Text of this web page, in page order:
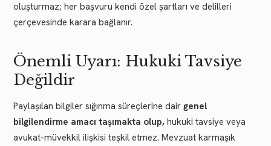
oluşturmaz; her başvuru kendi özel şartları ve delilleri
çerçevesinde karara bağlanır.
Önemli Uyarı: Hukuki Tavsiye
Değildir
Paylaşılan bilgiler sığınma süreçlerine dair genel
bilgilendirme amacı taşımakta olup, hukuki tavsiye veya
avukat-müvekkil ilişkisi teşkil etmez. Mevzuat karmaşık